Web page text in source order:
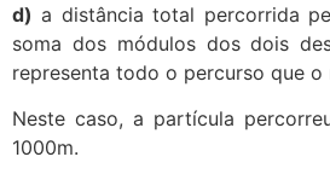
d) a distância total percorrida
soma dos módulos dos dois
representa todo o percurso que o
Neste caso, a partícula
1000m.